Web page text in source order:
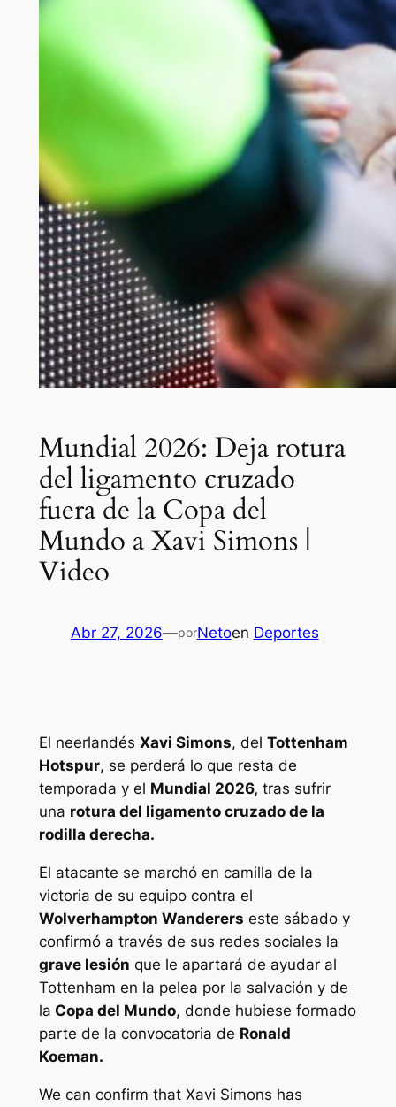
Mundial 2026: Deja rotura
del ligamento cruzado
fuera de la Copa del
Mundo a Xavi Simons |
Video
Abr 27, 2026—porNetoen Deportes
El neerlandés Xavi Simons, del Tottenham
Hotspur, se perderá lo que resta de
temporada y el Mundial 2026, tras sufrir
una rotura del ligamento cruzado de la
rodilla derecha.
El atacante se marchó en camilla de la
victoria de su equipo contra el
Wolverhampton Wanderers este sábado y
confirmó a través de sus redes sociales la
grave lesión que le apartará de ayudar al
Tottenham en la pelea por la salvación y de
la Copa del Mundo, donde hubiese formado
parte de la convocatoria de Ronald
Koeman.
We can confirm that Xavi Simons has